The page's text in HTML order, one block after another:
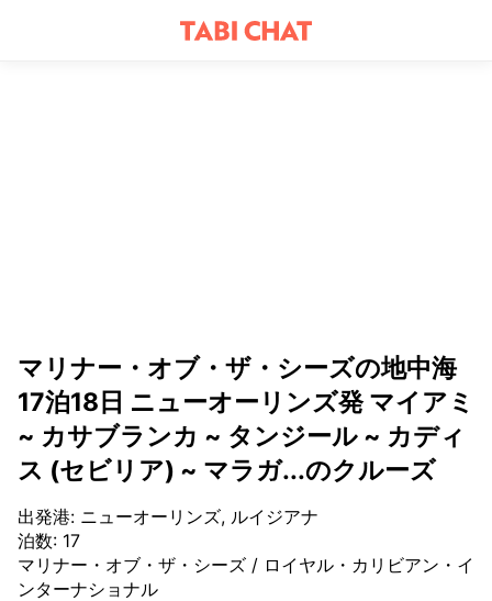
マリナー・オブ・ザ・シーズの地中海
17泊18日 ニューオーリンズ発 マイアミ
~ カサブランカ ~ タンジール ~ カディ
ス (セビリア) ~ マラガ...のクルーズ
出発港: ニューオーリンズ, ルイジアナ
泊数: 17
マリナー・オブ・ザ・シーズ / ロイヤル・カリビアン・イ
ンターナショナル